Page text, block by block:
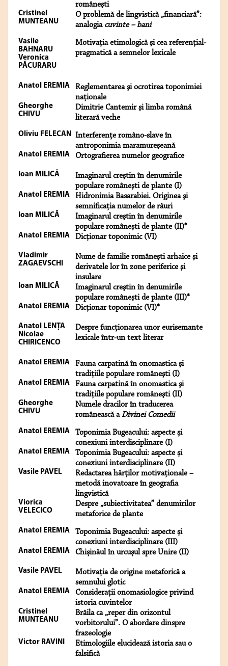
româneşti
Cristinel
MUNTEANU
O problemă de lingvistică „financiară”:
analogia cuvinte – bani
Vasile
BAHNARU
Veronica
PĂCURARU
Motivaţia etimologică şi cea referenţial-
pragmatică a semnelor lexicale
Anatol EREMIA
Reglementarea şi ocrotirea toponimiei
naţionale
Gheorghe
CHIVU
Dimitrie Cantemir şi limba română
literară veche
Oliviu FELECAN Interferenţe româno-slave în
antroponimia maramureşeană
Anatol EREMIA Ortografierea numelor geografice
Ioan MILICĂ
Imaginarul creştin în denumirile
populare româneşti de plante (I)
Anatol EREMIA
Hidronimia Basarabiei. Originea şi
semnificaţia numelor de râuri
Ioan MILICĂ
Imaginarul creştin în denumirile
populare româneşti de plante (II)*
Anatol EREMIA Dicţionar toponimic (VI)
Vladimir
ZAGAEVSCHI
Nume de familie româneşti arhaice şi
derivatele lor în zone periferice şi
insulare
Ioan MILICĂ
Imaginarul creştin în denumirile
populare româneşti de plante (III)*
Anatol EREMIA Dicţionar toponimic (VI)*
Anatol LENŢA
Nicolae
CHIRICENCO
Despre funcționarea unor eurisemante
lexicale într-un text literar
Anatol EREMIA
Fauna carpatină în onomastica şi
tradiţiile populare româneşti (I)
Anatol EREMIA
Fauna carpatină în onomastica şi
tradiţiile populare româneşti (II)
Gheorghe
CHIVU
Numele dracilor în traducerea
românească aDivinei Comedii
Anatol EREMIA
Toponimia Bugeacului: aspecte și
conexiuni interdisciplinare (I)
Anatol EREMIA
Toponimia Bugeacului: aspecte și
conexiuni interdisciplinare (II)
Vasile PAVEL
Redactarea hărților motivaționale –
metodă inovatoare în geografia
lingvistică
Viorica
VELECICO
Despre „subiectivitatea” denumirilor
metaforice de plante
Anatol EREMIA
Toponimia Bugeacului: aspecte și
conexiuni interdisciplinare (III)
Anatol EREMIA Chișinăul în urcușul spre Unire (II)
Vasile PAVEL
Motivaţia de origine metaforică a
semnului glotic
Anatol EREMIA
Considerații onomasiologice privind
istoria cuvintelor
Cristinel
MUNTEANU
Brăila ca „reper din orizontul
vorbitorului”. O abordare dinspre
frazeologie
Victor RAVINI
Etimologiile elucidează istoria sau o
falsifică